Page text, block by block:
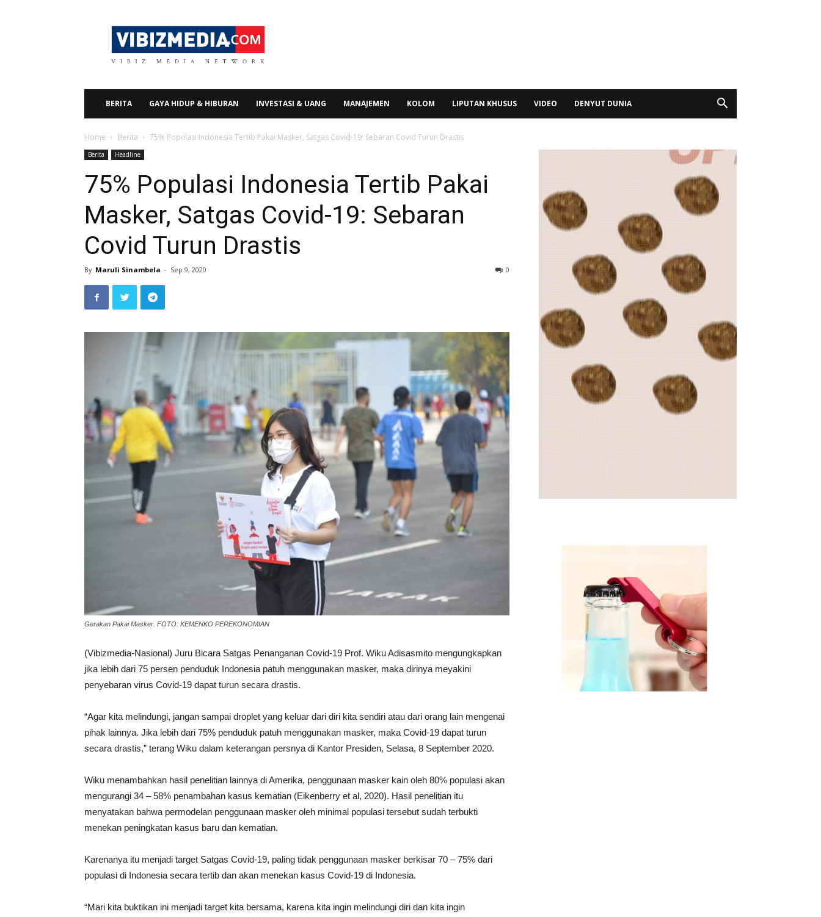
Vibizmedia.com
BERITA GAYA HIDUP & HIBURAN INVESTASI & UANG MANAJEMEN KOLOM LIPUTAN KHUSUS VIDEO DENYUT DUNIA
Home Berita 75% Populasi Indonesia Tertib Pakai Masker, Satgas Covid-19: Sebaran Covid Turun Drastis
Berita Headline
75% Populasi Indonesia Tertib Pakai
Masker, Satgas Covid-19: Sebaran
Covid Turun Drastis
By Maruli Sinambela - Sep 9, 2020 0
Gerakan Pakai Masker. FOTO: KEMENKO PEREKONOMIAN
(Vibizmedia-Nasional) Juru Bicara Satgas Penanganan Covid-19 Prof. Wiku Adisasmito mengungkapkan
jika lebih dari 75 persen penduduk Indonesia patuh menggunakan masker, maka dirinya meyakini
penyebaran virus Covid-19 dapat turun secara drastis.
“Agar kita melindungi, jangan sampai droplet yang keluar dari diri kita sendiri atau dari orang lain mengenai
pihak lainnya. Jika lebih dari 75% penduduk patuh menggunakan masker, maka Covid-19 dapat turun
secara drastis,” terang Wiku dalam keterangan persnya di Kantor Presiden, Selasa, 8 September 2020.
Wiku menambahkan hasil penelitian lainnya di Amerika, penggunaan masker kain oleh 80% populasi akan
mengurangi 34 – 58% penambahan kasus kematian (Eikenberry et al, 2020). Hasil penelitian itu
menyatakan bahwa permodelan penggunaan masker oleh minimal populasi tersebut sudah terbukti
menekan peningkatan kasus baru dan kematian.
Karenanya itu menjadi target Satgas Covid-19, paling tidak penggunaan masker berkisar 70 – 75% dari
populasi di Indonesia secara tertib dan akan menekan kasus Covid-19 di Indonesia.
“Mari kita buktikan ini menjadi target kita bersama, karena kita ingin melindungi diri dan kita ingin